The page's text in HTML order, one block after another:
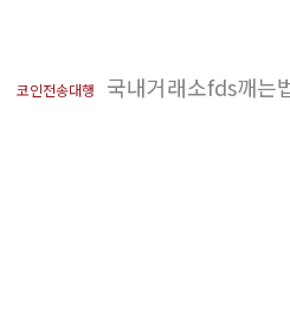
코인전송대행 국내거래소fds깨는